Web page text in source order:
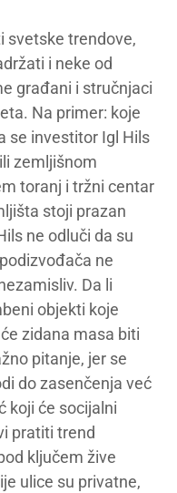
svetske trendove,
i neke od
građani i stručnjaci
Na primer: koje
se investitor Igl Hils
zemljišnom
toranj i tržni centar
stoji prazan
ne odluči da su
ne
Da li
objekti koje
zidana masa biti
pitanje, jer se
do zasenčenja već
koji će socijalni
pratiti trend
ključem žive
ulice su privatne,